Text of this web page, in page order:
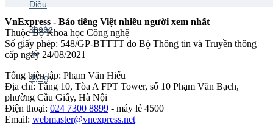
VnExpress - Báo tiếng Việt nhiều người xem nhất
Thuộc Bộ Khoa học Công nghệ
Số giấy phép: 548/GP-BTTTT do Bộ Thông tin và Truyền thông
cấp ngày 24/08/2021
Tổng biên tập: Phạm Văn Hiếu
Địa chỉ: Tầng 10, Tòa A FPT Tower, số 10 Phạm Văn Bạch,
phường Cầu Giấy, Hà Nội
Điện thoại: 024 7300 8899 - máy lẻ 4500
Email: webmaster@vnexpress.net